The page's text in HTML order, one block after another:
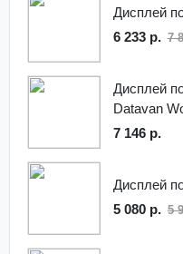
Дисплей
6 233 р. 7
Дисплей
Datavan
7 146 р.
Дисплей
5 080 р. 5